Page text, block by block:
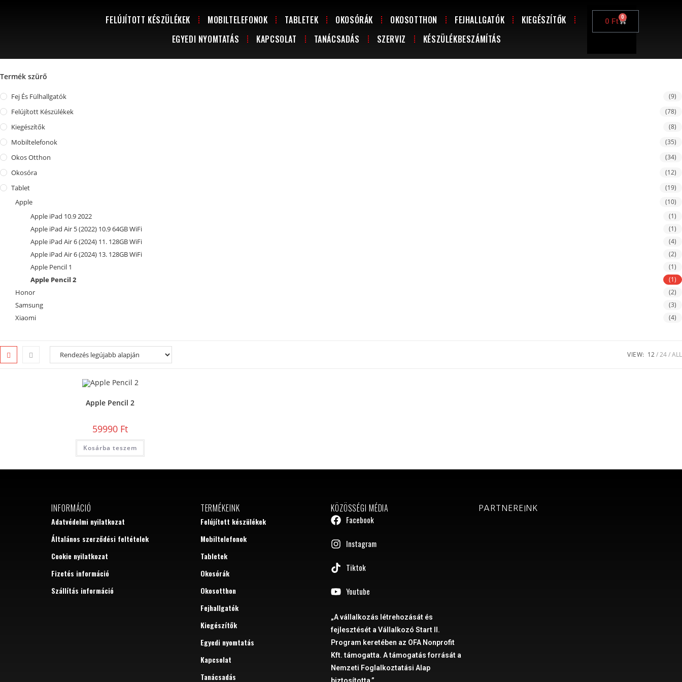
FELÚJÍTOTT KÉSZÜLÉKEK MOBILTELEFONOK TABLETEK OKOSÓRÁK OKOSOTTHON FEJHALLGATÓK
KIEGÉSZÍTŐK
EGYEDI NYOMTATÁS
KAPCSOLAT TANÁCSADÁS SZERVIZ KÉSZÜLÉKBESZÁMÍTÁS
0 Ft 0
Termék szürő
Fej És Fülhallgatók (9)
Felújított Készülékek (78)
Kiegészítők (8)
Mobiltelefonok (35)
Okos Otthon (34)
Okosóra (12)
Tablet (19)
Apple (10)
Apple iPad 10.9 2022 (1)
Apple iPad Air 5 (2022) 10.9 64GB WiFi (1)
Apple iPad Air 6 (2024) 11. 128GB WiFi (4)
Apple iPad Air 6 (2024) 13. 128GB WiFi (2)
Apple Pencil 1 (1)
Apple Pencil 2 (1)
Honor (2)
Samsung (3)
Xiaomi (4)
VIEW: 12 24 ALL
Apple Pencil 2
59990 Ft
Kosárba teszem
INFORMÁCIÓ
Adatvédelmi nyilatkozat
Általános szerződési feltételek
Cookie nyilatkozat
Fizetés információ
Szállítás információ
TERMÉKEINK
Felújított készülékek
Mobiltelefonok
Tabletek
Okosórák
Okosotthon
Fejhallgatók
Kiegészítők
Egyedi nyomtatás
Kapcsolat
Tanácsadás
KÖZÖSSÉGI MÉDIA
Facebook
Instagram
Tiktok
Youtube
„A vállalkozás létrehozását és
fejlesztését a Vállalkozó Start II.
Program keretében az OFA Nonprofit
Kft. támogatta. A támogatás forrását a
Nemzeti Foglalkoztatási Alap
PARTNEREINK